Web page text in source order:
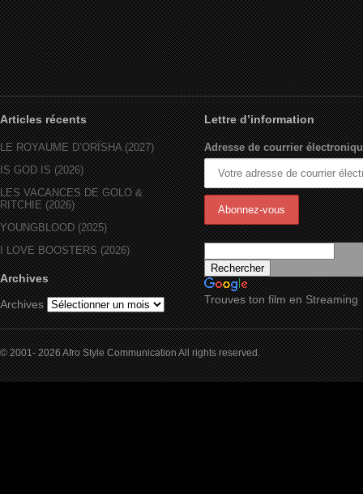
Articles récents
LE ROYAUME D’ORÏSHA (2027)
IS GOD IS (2026)
LES VACANCES DE GOLO &
RITCHIE (2026)
YOUNGBLOOD (2025)
I LOVE BOOSTERS (2026)
Archives
Archives
Lettre d’information
Adresse de courrier
Trouves ton film en Streaming
© 2001- 2026 Afro Style Communication All rights reserved.